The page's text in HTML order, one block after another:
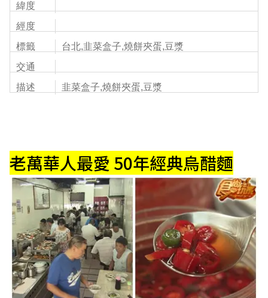
緯度
經度
標籤
台北,韭菜盒子,燒餅夾蛋,豆漿
交通
描述
韭菜盒子,燒餅夾蛋,豆漿
老萬華人最愛 50年經典烏醋麵